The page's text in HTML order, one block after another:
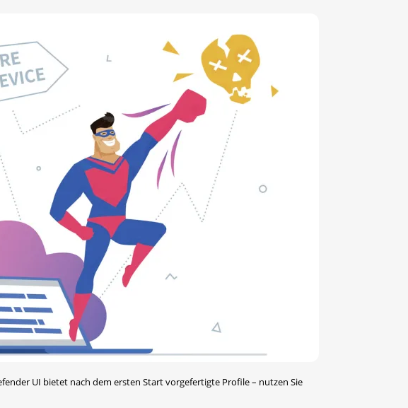
UI bietet nach dem ersten Start vorgefertigte Profile – nutzen Sie